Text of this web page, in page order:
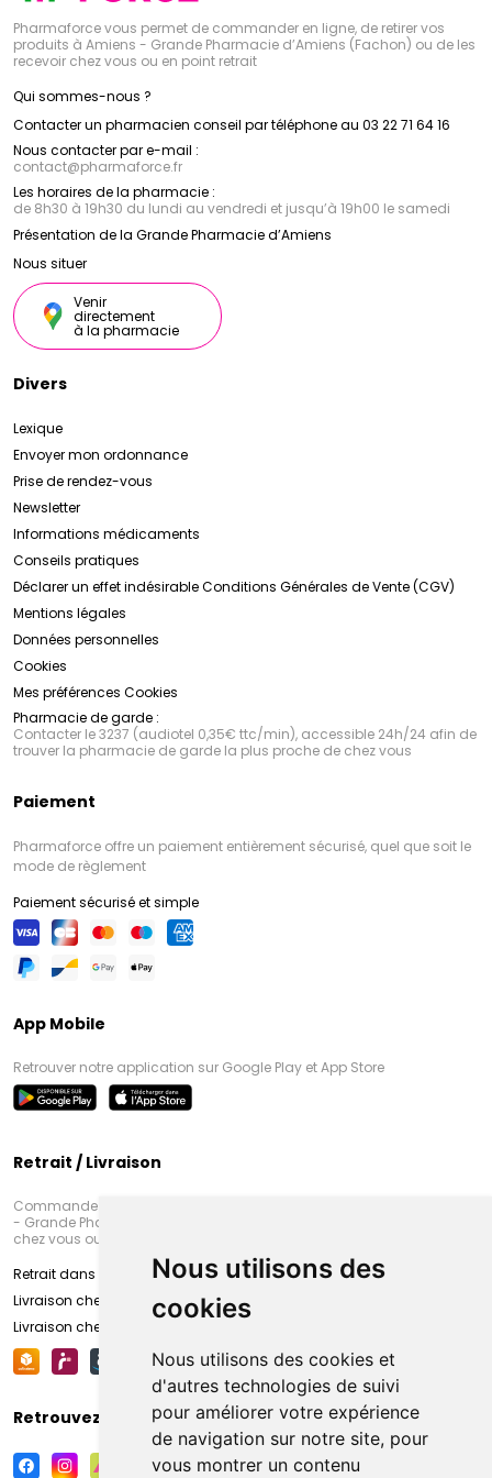
Nous utilisons des
cookies
Nous utilisons des cookies et
d'autres technologies de suivi
pour améliorer votre expérience
de navigation sur notre site, pour
vous montrer un contenu
purifiants, chaque produit est formulé avec des
actifs séborégulateurs et purifiants pour réduire
l'excès de sébum, prévenir l'apparition des
imperfections et matifier la peau.
Age Protect : La gamme Age Protect propose des
signes de l'âge. Enrichis en actifs anti-oxydants et en
acide hyaluronique, ces produits lissent les rides,
raffermissent la peau et ravivent l'éclat du teint,
pour une peau visiblement plus jeune et plus
lumineuse.
Roséliane : La gamme Roséliane offre des soins
spécifiques pour atténuer les rougeurs diffuses et les
rougeurs localisées. Enrichis en actifs apaisants et en
agents anti-rougeurs, ces produits calment les
irritations, renforcent les parois des vaisseaux
sanguins et réduisent l'apparence des rougeurs, pour
un teint uniforme et apaisé.
Bariésun : La gamme Bariésun offre une protection
les dommages causés par les rayons UV. Formulés
thermale d'Uriage, ces produits offrent une haute
protection contre les rayons UVA/UVB, tout en
Grâce à son engagement envers la recherche
l'environnement, le laboratoire Uriage s'est imposé
comme une référence dans le domaine de la
dermatologie et de la cosmétique. Avec ses
formulations innovantes et ses ingrédients d'origine
naturelle, Uriage offre des produits sûrs, efficaces et
respectueux pour une peau saine, éclatante et
Pharmaforce vous permet de commander en ligne, de retirer vos
produits à Amiens - Grande Pharmacie d’Amiens (Fachon) ou de les
recevoir chez vous ou en point retrait
Qui sommes-nous ?
Contacter un pharmacien conseil par téléphone au 03 22 71 64 16
Nous contacter par e-mail :
contact@pharmaforce.fr
Les horaires de la pharmacie :
de 8h30 à 19h30 du lundi au vendredi et jusqu’à 19h00 le samedi
Présentation de la Grande Pharmacie d’Amiens
Nous situer
Venir
directement
à la pharmacie
Divers
Lexique
Envoyer mon ordonnance
Prise de rendez-vous
Newsletter
Informations médicaments
Conseils pratiques
Déclarer un effet indésirableConditions Générales de Vente (CGV)
Mentions légales
Données personnelles
Cookies
Mes préférences Cookies
Pharmacie de garde :
Contacter le 3237 (audiotel 0,35€ ttc/min), accessible 24h/24 afin de
trouver la pharmacie de garde la plus proche de chez vous
Paiement
Pharmaforce offre un paiement entièrement sécurisé, quel que soit le
mode de règlement
Paiement sécurisé et simple
App Mobile
Retrouver notre application sur Google Play et App Store
Retrait / Livraison
Commandez en ligne et venez chercher votre commande à Amiens
- Grande Pharmacie d’Amiens (Fachon) ou recevez-là rapidement
chez vous ou en point retrait
Retrait dans la pharmacie d’Amiens
Livraison chez vous
Livraison chez votre commerçant
Retrouvez-nous sur vos réseaux sociaux